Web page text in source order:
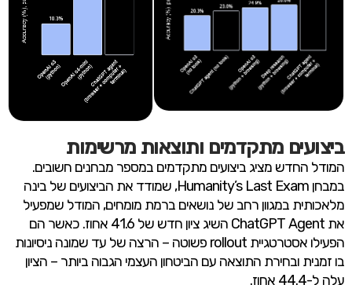
ביצועים מתקדמים ותוצאות מרשימות
המודל החדש מציג ביצועים מתקדמים במספר מבחנים חשובים.
במבחן Humanity’s Last Exam, שמודד את הביצועים של בינה
מלאכותית במגוון רחב של נושאים ברמת מומחים, המודל שמפעיל
את ChatGPT Agent השיג ציון חדש של 41.6 אחוז. כאשר הם
הפעילו אסטרטגיית rollout פשוטה – הרצה של עד שמונה ניסיונות
בו זמנית ובחירת התוצאה עם הביטחון העצמי הגבוה ביותר – הציון
עלה ל-44.4 אחוז.